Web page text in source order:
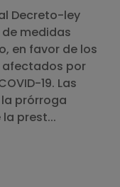
Decreto-ley
medidas
en favor de los
por
19. Las
prórroga
la prest...